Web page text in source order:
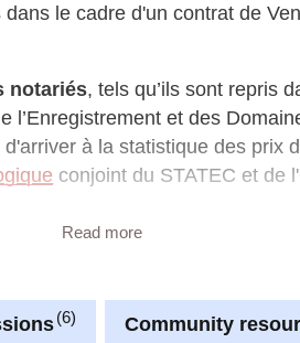
le cadre d'un contrat de
notariés, tels qu’ils sont repris
l’Enregistrement et des
à la statistique des prix
conjoint du STATEC et de
de l'Habitat permettent de
en construction
totale de 50.000 €.
Read more
6 Community